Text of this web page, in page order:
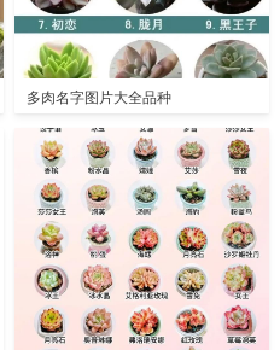
多肉名字图片大全品种